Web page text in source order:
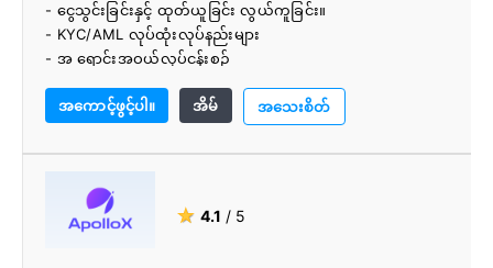
- ငွေသွင်းခြင်းနှင့် ထုတ်ယူခြင်း လွယ်ကူခြင်း။
- KYC/AML လုပ်ထုံးလုပ်နည်းများ
- အ ရောင်းအဝယ်လုပ်ငန်းစဉ်
အကောင့်ဖွင့်ပါ။
အိမ် အသေးစိတ်
★ 4.1 / 5